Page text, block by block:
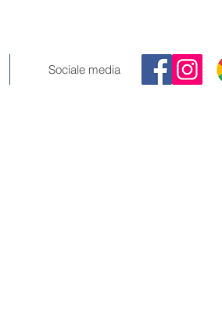
Sociale media